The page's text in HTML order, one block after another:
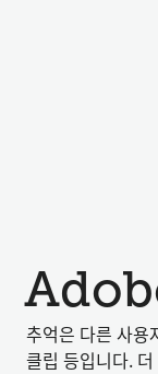
추억은 다른 사용
클립 등입니다.